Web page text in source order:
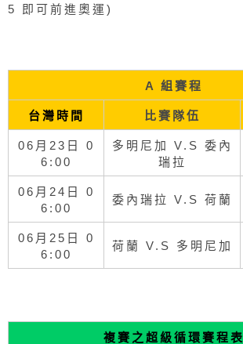
5 即可前進奧運)
A 組賽程
台灣時間 比賽隊伍
06月23日 0
6:00
多明尼加 V.S 委內
瑞拉
06月24日 0
6:00
委內瑞拉 V.S 荷蘭
06月25日 0
6:00
荷蘭 V.S 多明尼加
複賽之超級循環賽程表